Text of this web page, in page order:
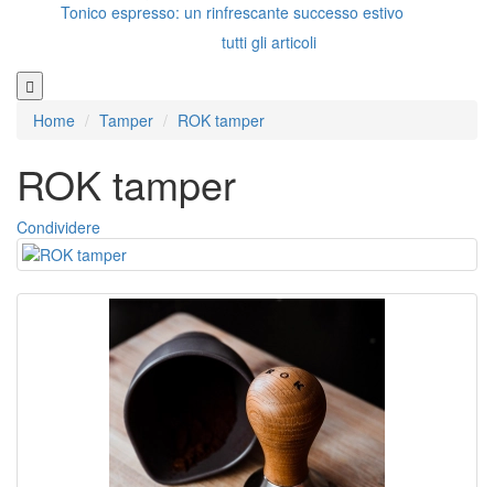
Tonico espresso: un rinfrescante successo estivo
tutti gli articoli
Home Tamper ROK tamper
ROK tamper
Condividere